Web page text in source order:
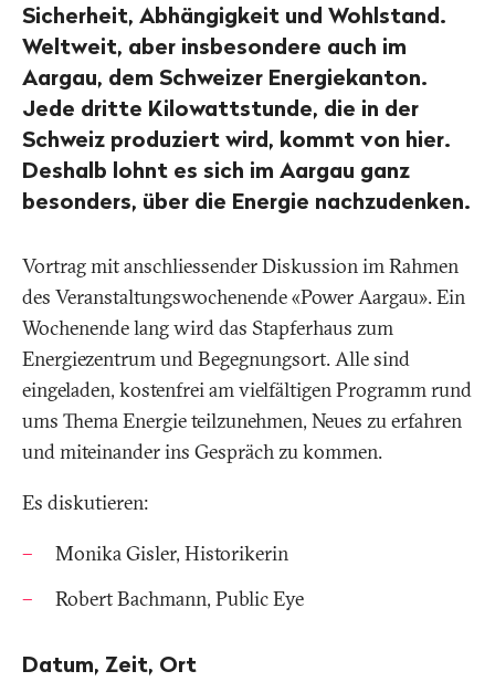
Sicherheit, Abhängigkeit und Wohlstand.
Weltweit, aber insbesondere auch im
Aargau, dem Schweizer Energiekanton.
Jede dritte Kilowattstunde, die in der
Schweiz produziert wird, kommt von hier.
Deshalb lohnt es sich im Aargau ganz
besonders, über die Energie nachzudenken.
Vortrag mit anschliessender Diskussion im Rahmen
des Veranstaltungswochenende «Power Aargau». Ein
Wochenende lang wird das Stapferhaus zum
Energiezentrum und Begegnungsort. Alle sind
eingeladen, kostenfrei am vielfältigen Programm rund
ums Thema Energie teilzunehmen, Neues zu erfahren
und miteinander ins Gespräch zu kommen.
Es diskutieren:
Monika Gisler, Historikerin
Robert Bachmann, Public Eye
Datum, Zeit, Ort